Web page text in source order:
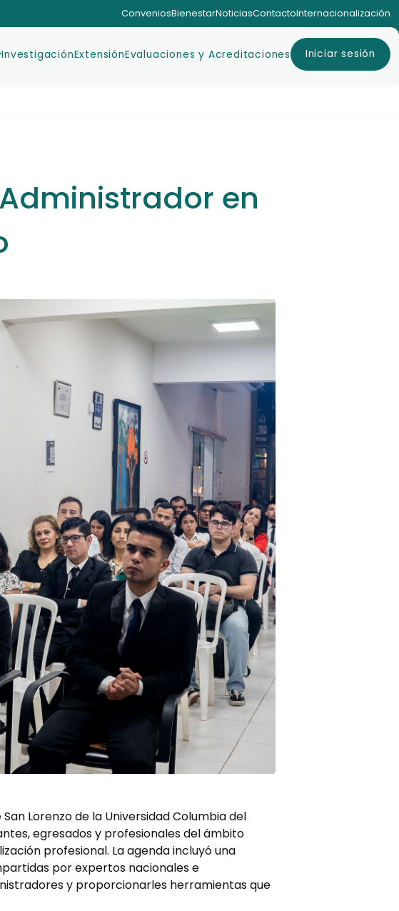
ConveniosBienestarNoticiasContactoInternacionalización
InvestigaciónExtensiónEvaluaciones y Acreditaciones Iniciar sesión
en
Lorenzo de la Universidad Columbia del
egresados y profesionales del ámbito
profesional. La agenda incluyó una
por expertos nacionales e
y proporcionarles herramientas que